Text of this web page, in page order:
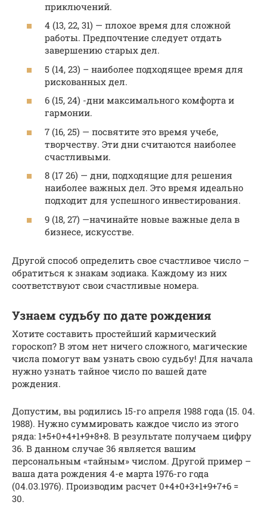
приключений.
4 (13, 22, 31) — плохое время для сложной
работы. Предпочтение следует отдать
завершению старых дел.
5 (14, 23) – наиболее подходящее время для
рискованных дел.
6 (15, 24) -дни максимального комфорта и
гармонии.
7 (16, 25) — посвятите это время учебе,
творчеству. Эти дни считаются наиболее
счастливыми.
8 (17 26) — дни, подходящие для решения
наиболее важных дел. Это время идеально
подходит для успешного инвестирования.
9 (18, 27) —начинайте новые важные дела в
бизнесе, искусстве.
Другой способ определить свое счастливое число –
обратиться к знакам зодиака. Каждому из них
соответствуют свои счастливые номера.
Узнаем судьбу по дате рождения
Хотите составить простейший кармический
гороскоп? В этом нет ничего сложного, магические
числа помогут вам узнать свою судьбу! Для начала
нужно узнать тайное число по вашей дате
рождения.
Допустим, вы родились 15-го апреля 1988 года (15. 04.
1988). Нужно суммировать каждое число из этого
ряда: 1+5+0+4+1+9+8+8. В результате получаем цифру
36. В данном случае 36 является вашим
персональным «тайным» числом. Другой пример –
ваша дата рождения 4-е марта 1976-го года
(04.03.1976). Производим расчет 0+4+0+3+1+9+7+6 =
30.